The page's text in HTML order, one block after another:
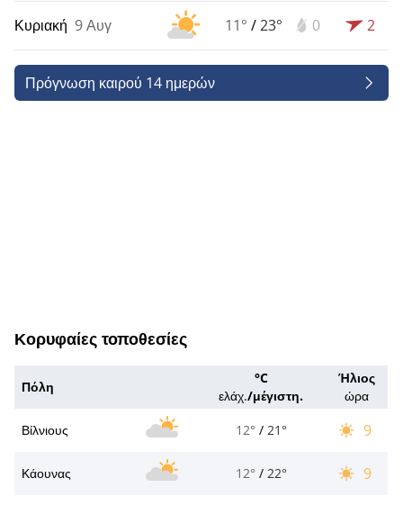
Κυριακή 9 Αυγ 11° /23° 0 2
Πρόγνωση καιρού 14 ημερών
Κορυφαίες τοποθεσίες
Πόλη
°C
ελάχ./μέγιστη.
Ήλιος
ώρα
Βίλνιους
12° / 21° 9
Κάουνας 12° / 22° 9